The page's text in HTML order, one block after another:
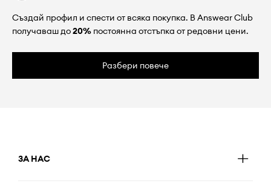
Създай профил и спести от всяка покупка. В Answear Club
получаваш до20% постоянна отстъпка от редовни цени.
Разбери повече
ЗА НАС